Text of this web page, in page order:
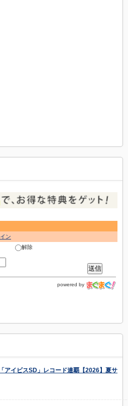
ン
解除
powered by
アイビスSD」レコード連覇【2026】夏サ